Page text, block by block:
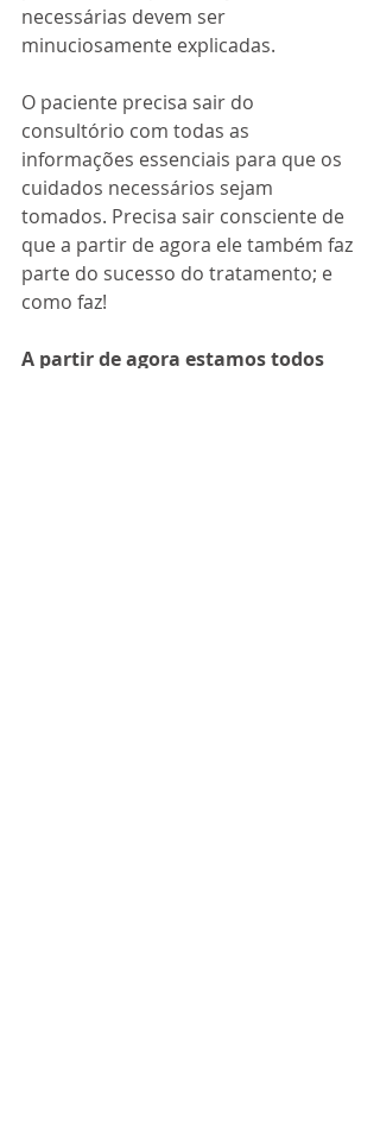
necessárias devem ser
minuciosamente explicadas.
O paciente precisa sair do
consultório com todas as
informações essenciais para que os
cuidados necessários sejam
tomados. Precisa sair consciente de
que a partir de agora ele também faz
parte do sucesso do tratamento; e
como faz!
A partir de agora estamos todos